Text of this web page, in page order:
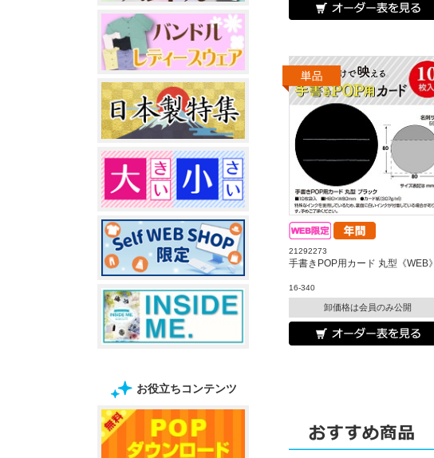
21292273
手書きPOP用カード 丸型《WEB》
16-340
卸価格は会員のみ公開
お役立ちコンテンツ